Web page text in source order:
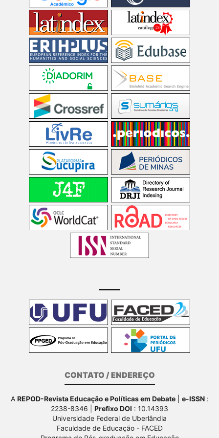
CONTATO / ENDEREÇO
A REPOD-Revista Educação e Políticas em Debate| e-ISSN:
2238-8346 | Prefixo DOI : 10.14393
Universidade Federal de Uberlândia
Faculdade de Educação - FACED